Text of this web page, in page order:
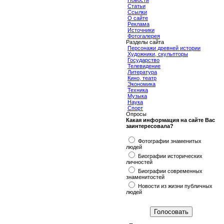
Статьи
Ссылки
О сайте
Реклама
Источники
Фотогалерея
Разделы сайта
Персонажи древней истории
Художники, скульпторы
Государство
Телевидение
Литература
Кино, театр
Экономика
Техника
Музыка
Наука
Спорт
Опросы
Какая информация на сайте Вас
заинтересовала?
Фотографии знаменитых
людей
Биографии исторических
личностей
Биографии современных
знаменитостей
Новости из жизни публичных
людей